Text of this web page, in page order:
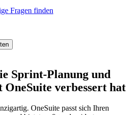
Fragen finden
Sprint-Planung und
verbessert hat
OneSuite passt sich Ihren